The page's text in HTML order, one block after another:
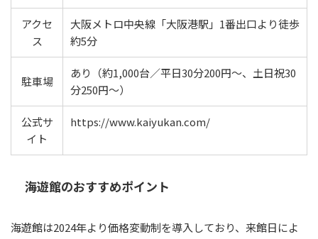
アクセ
ス
大阪メトロ中央線「大阪港駅」1番出口より徒歩
約5分
駐車場
あり（約1,000台／平日30分200円〜、土日祝30
分250円〜）
公式サ
イト
https://www.kaiyukan.com/
海遊館のおすすめポイント
海遊館は2024年より価格変動制を導入しており、来館日によ